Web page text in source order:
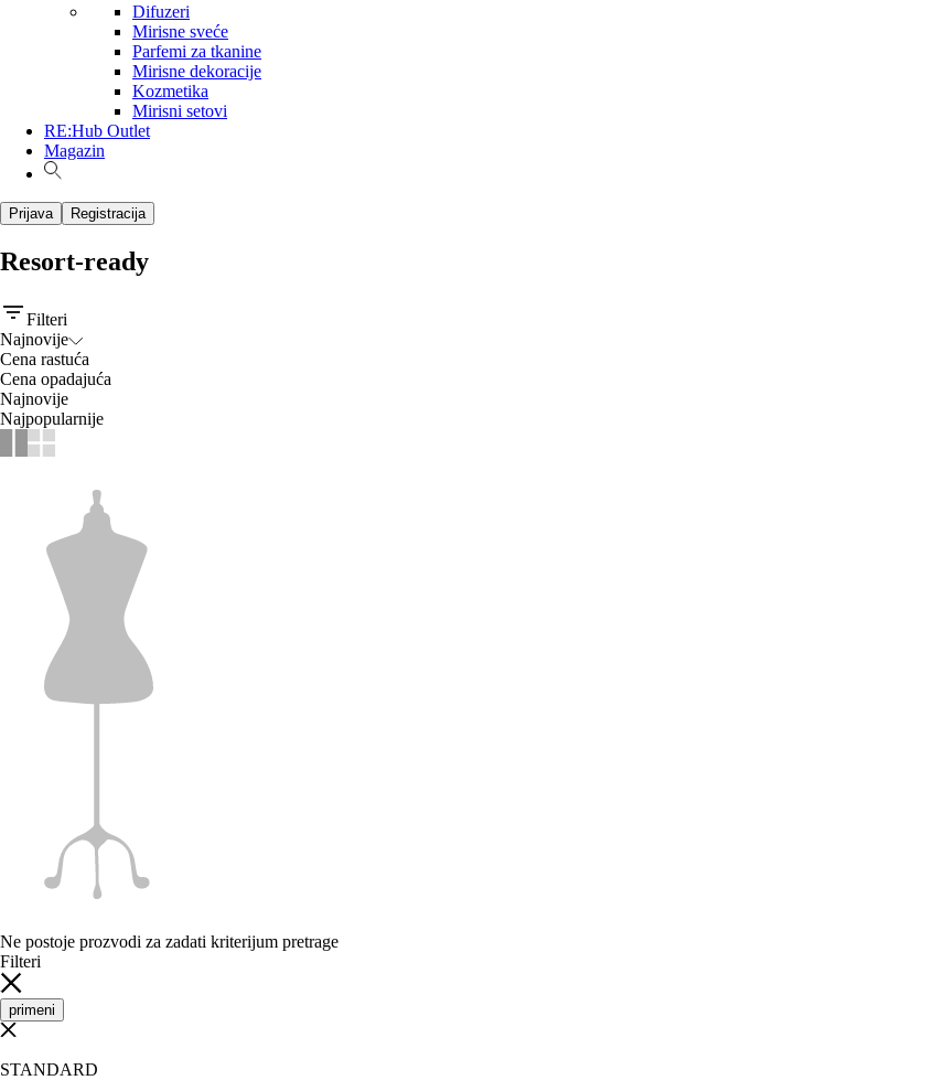
Difuzeri
Mirisne sveće
Parfemi za tkanine
Mirisne dekoracije
Kozmetika
Mirisni setovi
RE:Hub Outlet
Magazin
Prijava Registracija
Resort-ready
Filteri
Najnovije
Cena rastuća
Cena opadajuća
Najnovije
Najpopularnije
Ne postoje prozvodi za zadati kriterijum pretrage
Filteri
primeni
STANDARD